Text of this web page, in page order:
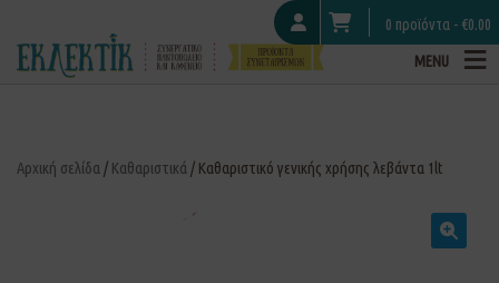
0 προϊόντα - €0.00
MENU
Αρχική σελίδα / Καθαριστικά / Καθαριστικό γενικής χρήσης λεβάντα 1lt